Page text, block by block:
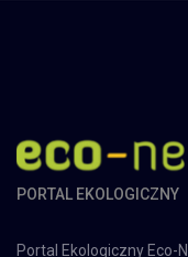
PORTAL EKOLOGICZNY
Portal Ekologiczny Eco-